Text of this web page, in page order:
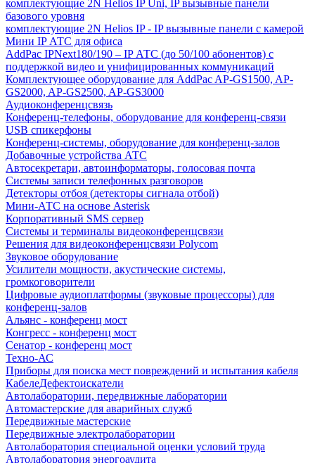
комплектующие 2N Helios IP Uni, IP вызывные панели
базового уровня
комплектующие 2N Helios IP - IP вызывные панели с камерой
Мини IP АТС для офиса
AddPac IPNext180/190 – IP АТС (до 50/100 абонентов) с
поддержкой видео и унифицированных коммуникаций
Комплектующее оборудование для AddPac AP-GS1500, AP-
GS2000, AP-GS2500, AP-GS3000
Аудиоконференцсвязь
Конференц-телефоны, оборудование для конференц-связи
USB спикерфоны
Конференц-системы, оборудование для конференц-залов
Добавочные устройства АТС
Автосекретари, автоинформаторы, голосовая почта
Системы записи телефонных разговоров
Детекторы отбоя (детекторы сигнала отбой)
Мини-АТС на основе Asterisk
Корпоративный SMS сервер
Системы и терминалы видеоконференцсвязи
Решения для видеоконференцсвязи Polycom
Звуковое оборудование
Усилители мощности, акустические системы,
громкоговорители
Цифровые аудиоплатформы (звуковые процессоры) для
конференц-залов
Альянс - конференц мост
Конгресс - конференц мост
Сенатор - конференц мост
Техно-АС
Приборы для поиска мест повреждений и испытания кабеля
КабелеДефектоискатели
Автолаборатории, передвижные лаборатории
Автомастерские для аварийных служб
Передвижные мастерские
Передвижные электролаборатории
Автолаборатория специальной оценки условий труда
Автолаборатория энергоаудита